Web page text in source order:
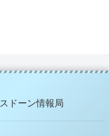
ドーン情報局